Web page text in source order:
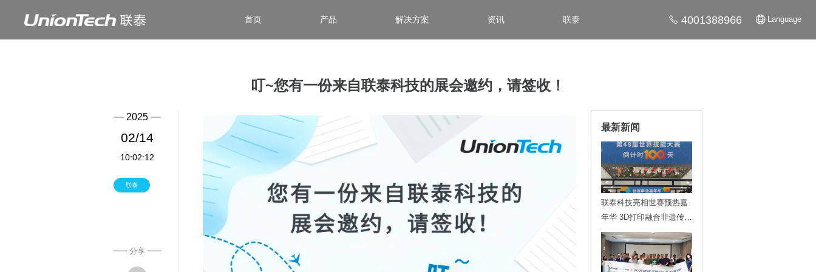
首页 产品 解决方案 资讯 联泰 4001388966 Language
叮~您有一份来自联泰科技的展会邀约，请签收！
2025
02/14
10:02:12
联泰
分享
最新新闻
联泰科技亮相世赛预热嘉
年华 3D打印融合非遗传递
技能魅力